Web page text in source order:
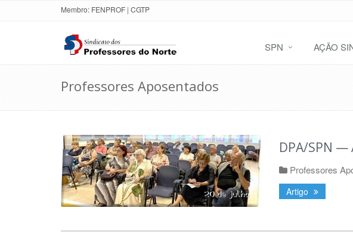
Membro: FENPROF | CGTP
SPN AÇÃO
Professores Aposentados
DPA/SPN
Professores
Artigo